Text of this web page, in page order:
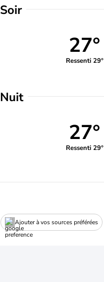
Soir
27°
Ressenti 29°
Nuit
27°
Ressenti 29°
Ajouter à vos sources préférées